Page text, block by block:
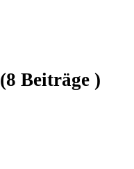
(8 Beiträge )